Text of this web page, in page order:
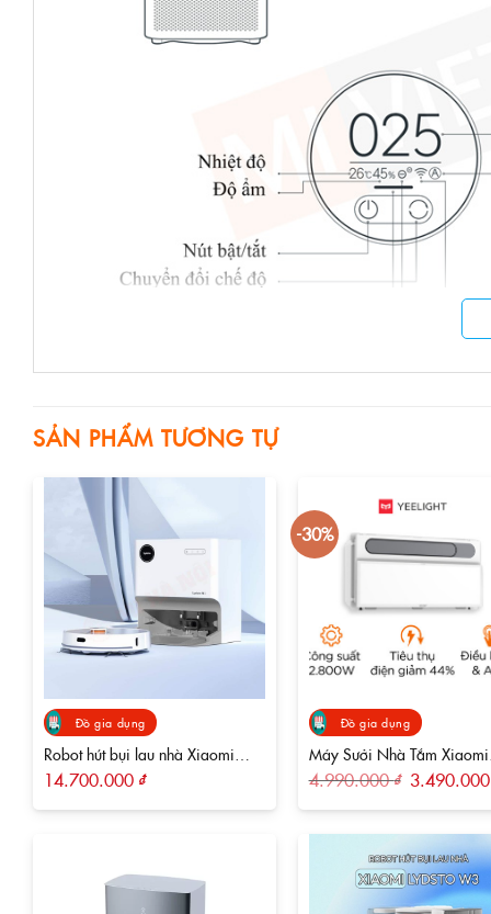
Máy Lọc Không Khí Xiaomi Mi Air Purifier 4 Pro
SẢN PHẨM TƯƠNG TỰ
Đồ gia dụng
Robot hút bụi lau nhà Xiaomi
Lydsto W2 – Tự động giặt, sấy
14.700.000 ₫
-30%
Đồ gia dụng
Máy Sưởi Nhà Tắm Xiaomi
Yeelight Pro S20 YLYYB-
4.990.000₫ Giá
gốc
là: